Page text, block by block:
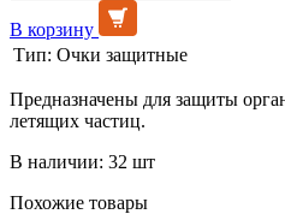
В корзину
Тип: Очки защитные
Предназначены для защиты
летящих частиц.
В наличии: 32 шт
Похожие товары